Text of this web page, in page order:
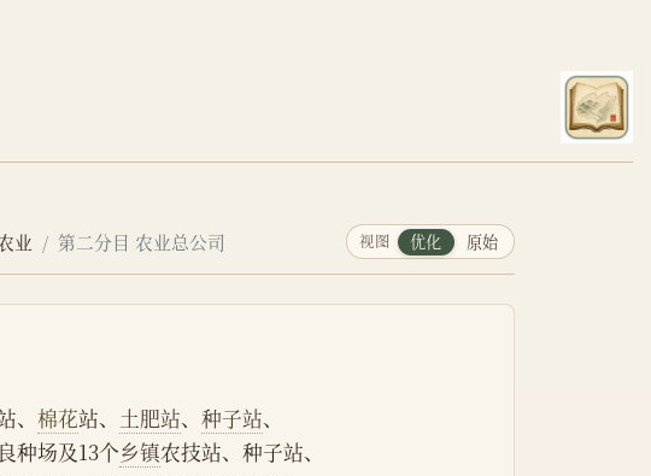
业 第二分目 农业总公司 视图 优化 原始
、棉花站、 土肥站、种子站、
种场及13个乡镇农技站、种子站、